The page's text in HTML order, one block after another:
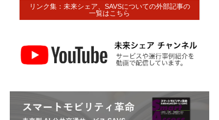
リンク集：未来シェア、SAVSについての外部記事の
一覧はこちら